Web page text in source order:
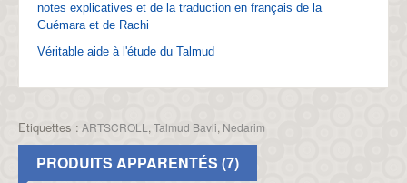
notes explicatives et de la traduction en français de la
Guémara et de Rachi
Véritable aide à l'étude du Talmud
Etiquettes : ARTSCROLL , Talmud Bavli, Nedarim
PRODUITS APPARENTÉS (7)